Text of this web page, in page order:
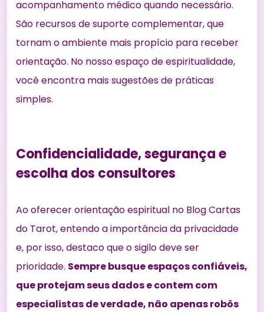
acompanhamento médico quando necessário.
São recursos de suporte complementar, que
tornam o ambiente mais propício para receber
orientação. No nosso espaço de espiritualidade,
você encontra mais sugestões de práticas
simples.
Confidencialidade, segurança e
escolha dos consultores
Ao oferecer orientação espiritual no Blog Cartas
do Tarot, entendo a importância da privacidade
e, por isso, destaco que o sigilo deve ser
prioridade. Sempre busque espaços confiáveis,
que protejam seus dados e contem com
especialistas de verdade, não apenas robôs